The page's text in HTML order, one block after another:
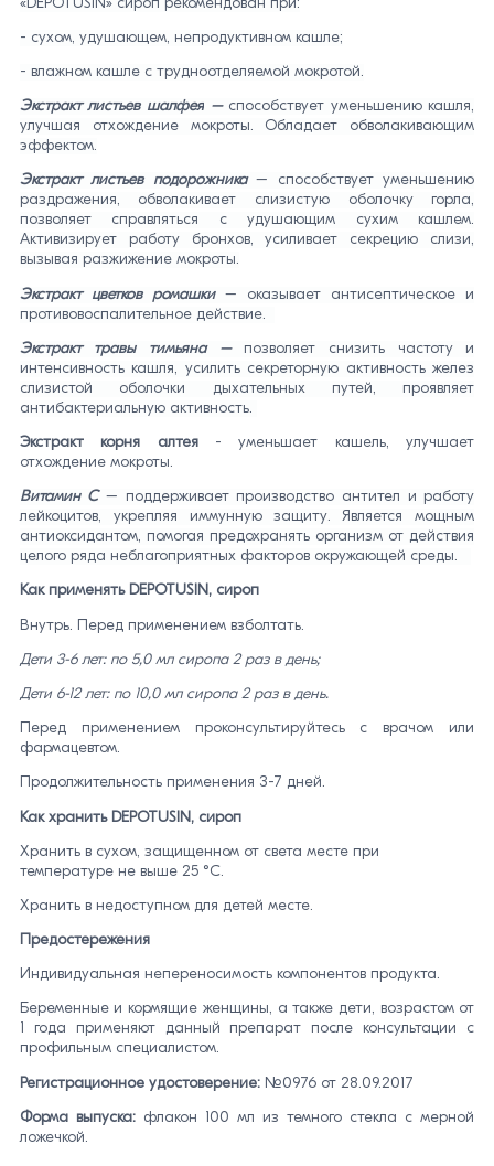
«DEPOTUSIN» сироп рекомендован при:
- сухом, удушающем, непродуктивном кашле;
- влажном кашле с трудноотделяемой мокротой.
Экстракт листьев шалфея – способствует уменьшению кашля,
улучшая отхождение мокроты. Обладает обволакивающим
эффектом.
Экстракт листьев подорожника– способствует уменьшению
раздражения, обволакивает слизистую оболочку горла,
позволяет справляться с удушающим сухим кашлем.
Активизирует работу бронхов, усиливает секрецию слизи,
вызывая разжижение мокроты.
Экстракт цветков ромашки– оказывает антисептическое и
противовоспалительное действие.
Экстракт травы тимьяна – позволяет снизить частоту и
интенсивность кашля, усилить секреторную активность желез
слизистой оболочки дыхательных путей, проявляет
антибактериальную активность.
Экстракт корня алтея- уменьшает кашель, улучшает
отхождение мокроты.
Витамин С– поддерживает производство антител и работу
лейкоцитов, укрепляя иммунную защиту. Является мощным
антиоксидантом, помогая предохранять организм от действия
целого ряда неблагоприятных факторов окружающей среды.
Как применять DEPOTUSIN, сироп
Внутрь. Перед применением взболтать.
Дети 3-6 лет: по 5,0 мл сиропа 2 раз в день;
Дети 6-12 лет: по 10,0 мл сиропа 2 раз в день.
Перед применением проконсультируйтесь с врачом или
фармацевтом.
Продолжительность применения 3-7 дней.
Как хранить DEPOTUSIN, сироп
Хранить в сухом, защищенном от света месте при
температуре не выше 25 °C.
Хранить в недоступном для детей месте.
Предостережения
Индивидуальная непереносимость компонентов продукта.
Беременные и кормящие женщины, а также дети, возрастом от
1 года применяют данный препарат после консультации с
профильным специалистом.
Регистрационное удостоверение:№0976 от 28.09.2017
Форма выпуска:флакон 100 мл из темного стекла с мерной
ложечкой.